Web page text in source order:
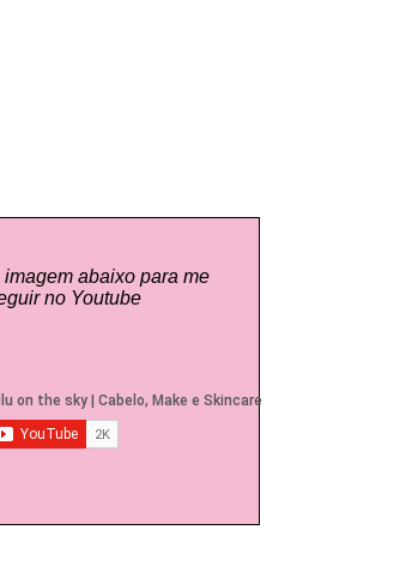
abaixo para me
no Youtube